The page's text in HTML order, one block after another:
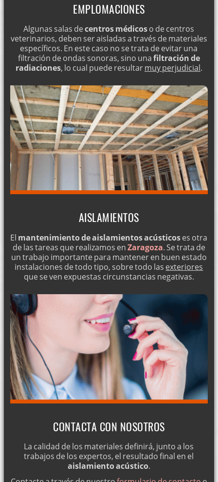
EMPLOMACIONES
Algunas salas decentros médicoso de centros
veterinarios, deben ser aisladas a través de materiales
específicos. En este caso no se trata de evitar una
filtración de ondas sonoras, sino unafiltración de
radiaciones, lo cual puede resultarmuy perjudicial.
AISLAMIENTOS
El mantenimiento de aislamientos acústicoses otra
de las tareas que realizamos enZaragoza. Se trata de
un trabajo importante para mantener en buen estado
instalaciones de todo tipo, sobre todo las exteriores
que se ven expuestas circunstancias negativas.
CONTACTA CON NOSOTROS
La calidad de los materiales definirá, junto a los
trabajos de los expertos, el resultado final en el
aislamiento acústico.